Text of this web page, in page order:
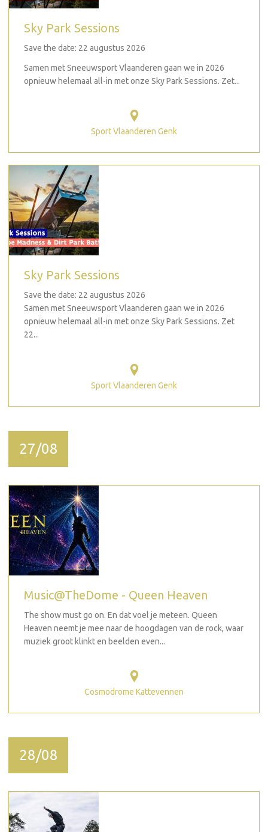
Sky Park Sessions
Save the date: 22 augustus 2026
Samen met Sneeuwsport Vlaanderen gaan we in 2026
opnieuw helemaal all-in met onze Sky Park Sessions. Zet...
Sport Vlaanderen Genk
Sky Park Sessions
Save the date: 22 augustus 2026
Samen met Sneeuwsport Vlaanderen gaan we in 2026
opnieuw helemaal all-in met onze Sky Park Sessions. Zet
22...
Sport Vlaanderen Genk
27/08
Music@TheDome - Queen Heaven
The show must go on. En dat voel je meteen. Queen
Heaven neemt je mee naar de hoogdagen van de rock, waar
muziek groot klinkt en beelden even...
Cosmodrome Kattevennen
28/08